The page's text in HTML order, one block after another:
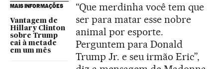
MAIS INFORMAÇÕES
Vantagem de
Hillary Clinton
sobre Trump
cai à metade
em um mês
“Que merdinha você tem que
ser para matar esse nobre
animal por esporte.
Perguntem para Donald
Trump Jr. e seu irmão Eric”,